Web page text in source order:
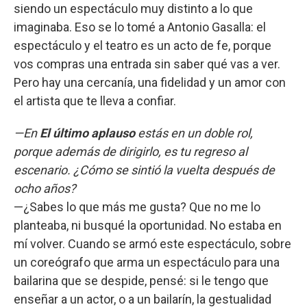
siendo un espectáculo muy distinto a lo que
imaginaba. Eso se lo tomé a Antonio Gasalla: el
espectáculo y el teatro es un acto de fe, porque
vos compras una entrada sin saber qué vas a ver.
Pero hay una cercanía, una fidelidad y un amor con
el artista que te lleva a confiar.
—EnEl último aplausoestás en un doble rol,
porque además de dirigirlo, es tu regreso al
escenario. ¿Cómo se sintió la vuelta después de
ocho años?
—¿Sabes lo que más me gusta? Que no me lo
planteaba, ni busqué la oportunidad. No estaba en
mí volver. Cuando se armó este espectáculo, sobre
un coreógrafo que arma un espectáculo para una
bailarina que se despide, pensé: si le tengo que
enseñar a un actor, o a un bailarín, la gestualidad